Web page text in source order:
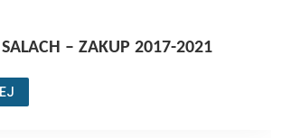
– ZAKUP 2017-2021